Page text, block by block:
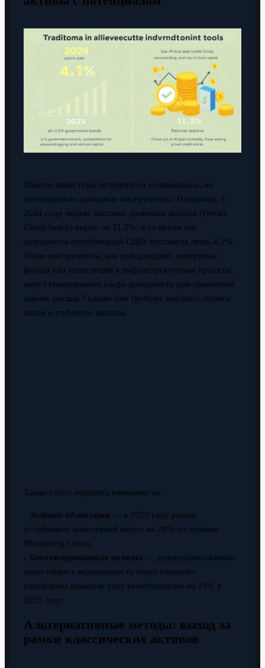
Многие инвесторы игнорируют неликвидные, но
потенциально доходные инструменты. Например, в
2024 году индекс частных долговых фондов (Private
Credit Index) вырос на 11,3%, в то время как
доходность гособлигаций США составила лишь 4,1%.
Такие инструменты, как краудлендинг, венчурные
фонды или инвестиции в инфраструктурные проекты,
могут генерировать альфа-доходность при грамотной
оценке рисков. Однако они требуют высокого порога
входа и глубокого анализа.
Также стоит обратить внимание на:
- Зелёные облигации — в 2025 году рынок
устойчивых инвестиций вырос на 28% по данным
Bloomberg Green.
- Токенизированные активы — децентрализованные
инвестиции в недвижимость через блокчейн-
платформы показали рост капитализации на 19% в
2025 году.
Альтернативные методы: выход за
рамки классических активов